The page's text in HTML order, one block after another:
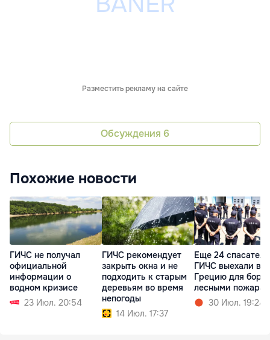
Разместить рекламу на сайте
Обсуждения 6
Похожие новости
ГИЧС не получал
официальной
информации о
водном кризисе
23 Июл. 20:54
ГИЧС рекомендует
закрыть окна и не
подходить к старым
деревьям во время
непогоды
14 Июл. 17:37
Еще 24 спасателя
ГИЧС выехали в
Грецию для
лесными
30 Июл. 19:24